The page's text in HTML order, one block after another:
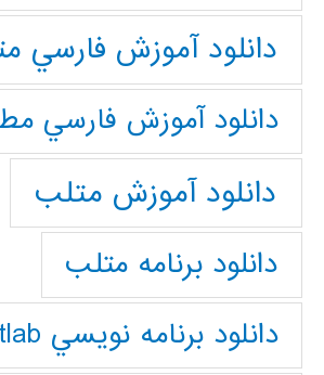
دانلود آموزش فارسي
دانلود آموزش فارسي
دانلود آموزش متلب
دانلود برنامه متلب
دانلود برنامه نويسي Matlab